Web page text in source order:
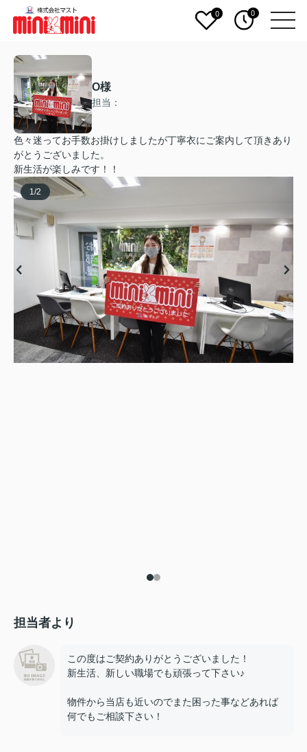
0 0
O様
担当：
色々迷ってお手数お掛けしましたが丁寧衣にご案内して頂きあり
がとうございました。
新生活が楽しみです！！
1 /2
担当者より
この度はご契約ありがとうございました！
新生活、新しい職場でも頑張って下さい♪
物件から当店も近いのでまた困った事などあれば
何でもご相談下さい！